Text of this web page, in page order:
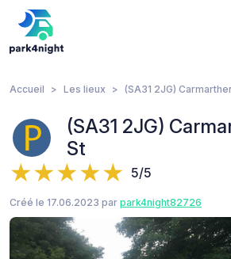
Accueil Les lieux (SA31 2JG)
(SA31 2JG)
St
5/5
Créé le 17.06.2023 par park4night82726